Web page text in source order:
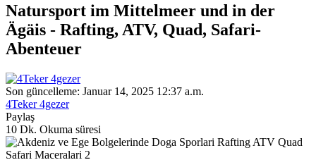
Natursport im Mittelmeer und in der
Ägäis - Rafting, ATV, Quad, Safari-
Abenteuer
Son güncelleme: Januar 14, 2025 12:37 a.m.
4Teker 4gezer
Paylaş
10 Dk. Okuma süresi